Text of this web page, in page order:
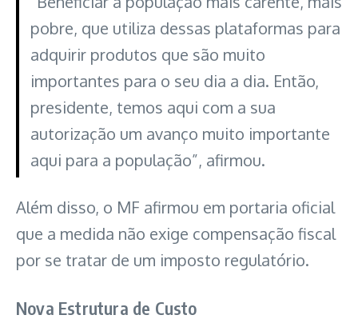
pobre, que utiliza dessas plataformas para
adquirir produtos que são muito
importantes para o seu dia a dia. Então,
presidente, temos aqui com a sua
autorização um avanço muito importante
aqui para a população”, afirmou.
Além disso, o MF afirmou em portaria oficial
que a medida não exige compensação fiscal
por se tratar de um imposto regulatório.
Nova Estrutura de Custo